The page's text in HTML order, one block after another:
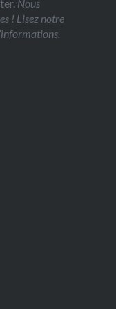
Nous
! Lisez notre